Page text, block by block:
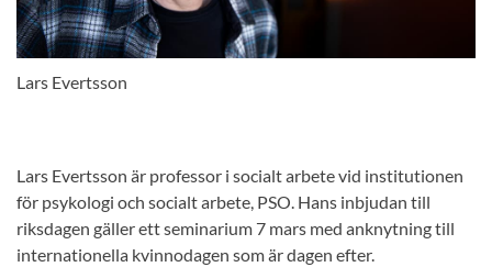
Lars Evertsson
Lars Evertsson är professor i socialt arbete vid institutionen
för psykologi och socialt arbete, PSO. Hans inbjudan till
riksdagen gäller ett seminarium 7 mars med anknytning till
internationella kvinnodagen som är dagen efter.